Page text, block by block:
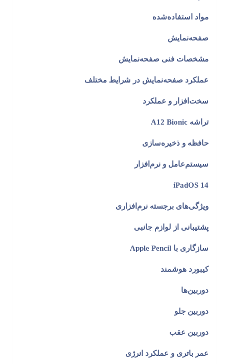
مواد استفاده‌شده
صفحه‌نمایش
مشخصات فنی صفحه‌نمایش
عملکرد صفحه‌نمایش در شرایط مختلف
سخت‌افزار و عملکرد
تراشه A12 Bionic
حافظه و ذخیره‌سازی
سیستم‌عامل و نرم‌افزار
iPadOS 14
ویژگی‌های برجسته نرم‌افزاری
پشتیبانی از لوازم جانبی
سازگاری با Apple Pencil
کیبورد هوشمند
دوربین‌ها
دوربین جلو
دوربین عقب
عمر باتری و عملکرد انرژی